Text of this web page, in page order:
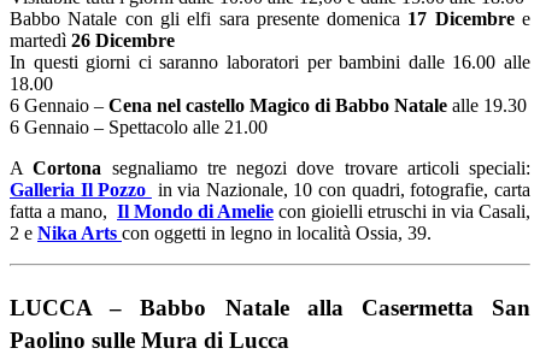
Babbo Natale con gli elfi sara presente domenica 17 Dicembree
martedì 26 Dicembre
In questi giorni ci saranno laboratori per bambini dalle 16.00 alle
18.00
6 Gennaio – Cena nel castello Magico di Babbo Natale alle 19.30
6 Gennaio – Spettacolo alle 21.00
ACortona segnaliamo tre negozi dove trovare articoli speciali:
Galleria Il Pozzo in via Nazionale, 10 con quadri, fotografie, carta
fatta a mano, Il Mondo di Amelie con gioielli etruschi in via Casali,
2 e Nika Arts con oggetti in legno in località Ossia, 39.
LUCCA –Babbo Natale alla Casermetta San
Paolino sulle Mura di Lucca